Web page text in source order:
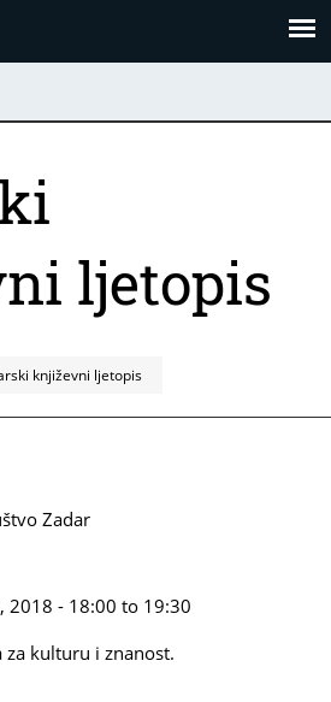
ljetopis
književni ljetopis
Zadar
2018 - 18:00 to 19:30
za kulturu i znanost.